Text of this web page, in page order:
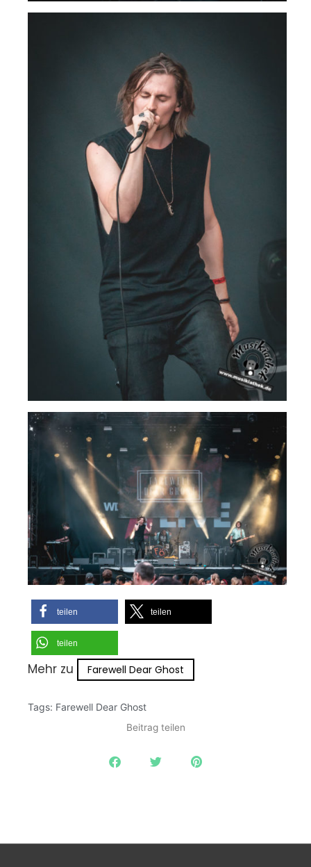
teilen teilen
teilen
Mehr zu Farewell Dear Ghost
Tags: Farewell Dear Ghost
Beitrag teilen